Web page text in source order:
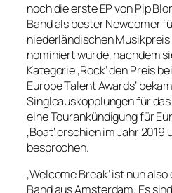
noch die erste EP von Pip
Band als bester Newcomer
niederländischen Musikpreis
nominiert wurde, nachdem
Kategorie ‚Rock‘ den Preis
Europe Talent Awards‘
Singleauskopplungen für
eine Tourankündigung für
‚Boat‘ erschien im Jahr
besprochen.
‚Welcome Break‘ ist nun
Band aus Amsterdam. Es